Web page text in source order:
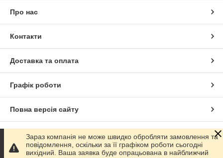
Про нас
Контакти
Доставка та оплата
Графік роботи
Повна версія сайту
Сайт створено на маркетплейсі Prom.ua
Зараз компанія не може швидко обробляти замовлення та
повідомлення, оскільки за її графіком роботи сьогодні
вихідний. Ваша заявка буде опрацьована в найближчий